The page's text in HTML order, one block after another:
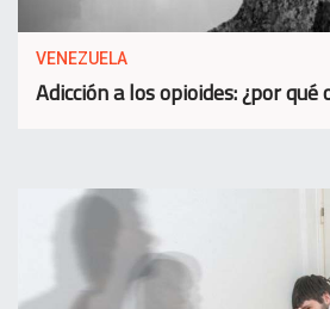
VENEZUELA
Adicción a los opioides: ¿por qué